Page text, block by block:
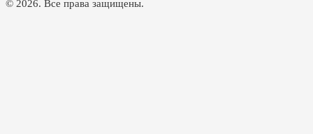
© 2026. Все права защищены.